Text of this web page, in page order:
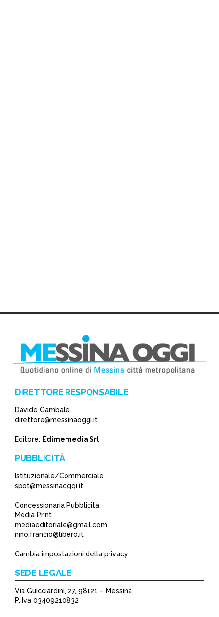
DIRETTORE RESPONSABILE
Davide Gambale
direttore@messinaoggi.it
Editore: Edimemedia Srl
PUBBLICITÀ
Istituzionale/Commerciale
spot@messinaoggi.it
Concessionaria Pubblicità
Media Print
mediaeditoriale@gmail.com
nino.francio@libero.it
Cambia impostazioni della privacy
SEDE LEGALE
Via Guicciardini, 27, 98121 – Messina
P. Iva 03409210832